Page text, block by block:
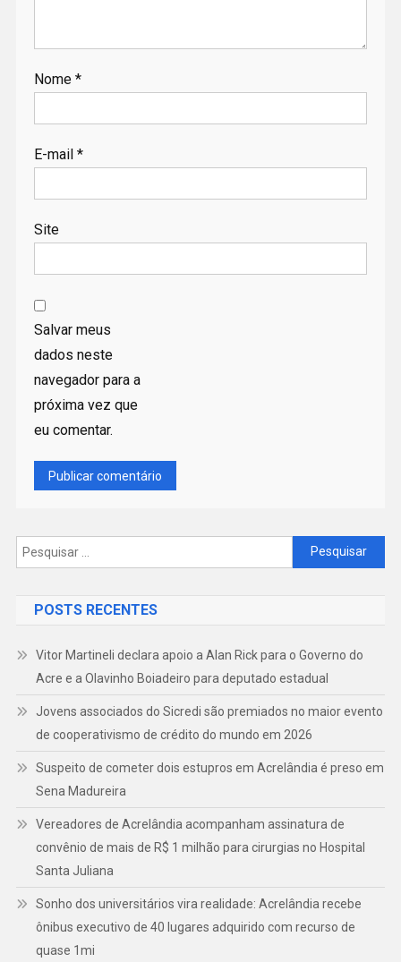
Nome *
E-mail *
Site
Salvar meus
dados neste
navegador para a
próxima vez que
eu comentar.
Pesquisar
por:
POSTS RECENTES
Vitor Martineli declara apoio a Alan Rick para o Governo do
Acre e a Olavinho Boiadeiro para deputado estadual
Jovens associados do Sicredi são premiados no maior evento
de cooperativismo de crédito do mundo em 2026
Suspeito de cometer dois estupros em Acrelândia é preso em
Sena Madureira
Vereadores de Acrelândia acompanham assinatura de
convênio de mais de R$ 1 milhão para cirurgias no Hospital
Santa Juliana
Sonho dos universitários vira realidade: Acrelândia recebe
ônibus executivo de 40 lugares adquirido com recurso de
quase 1mi